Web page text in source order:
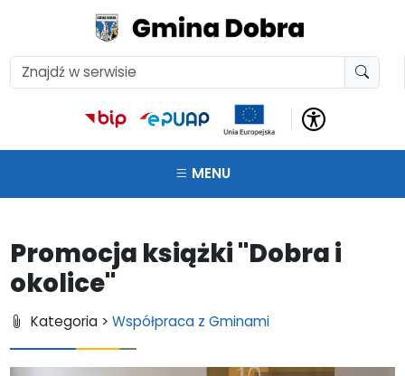
MENU
Promocja książki "Dobra i
okolice"
Kategoria >Współpraca z Gminami